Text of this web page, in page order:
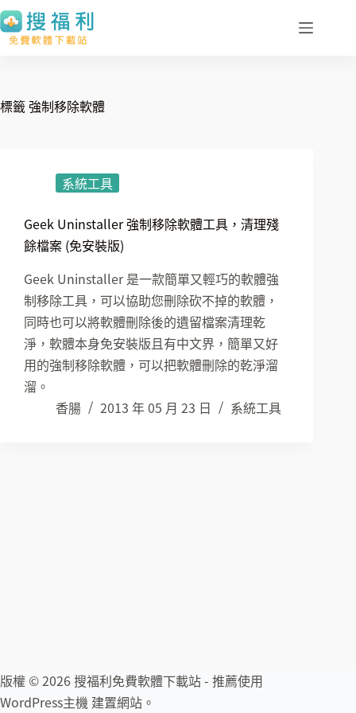
跳
至
內
容
標籤強制移除軟體
系統工具
Geek Uninstaller 強制移除軟體工具，清理殘
餘檔案 (免安裝版)
Geek Uninstaller 是一款簡單又輕巧的軟體強
制移除工具，可以協助您刪除砍不掉的軟體，
同時也可以將軟體刪除後的遺留檔案清理乾
淨，軟體本身免安裝版且有中文界，簡單又好
用的強制移除軟體，可以把軟體刪除的乾淨溜
溜。
香腸
2013 年 05 月 23 日 系統工具
版權 © 2026 搜福利免費軟體下載站 - 推薦使用
WordPress主機 建置網站。